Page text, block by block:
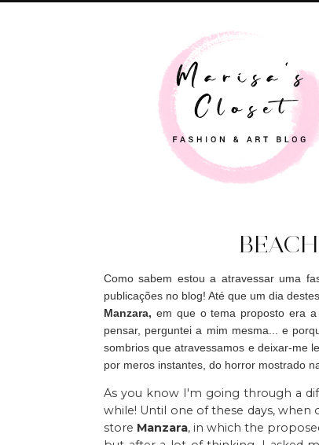
Como sabem estou a atravessar uma
publicações no blog! Até que um dia
Manzara, em que o tema proposto era
pensar, perguntei a mim mesma... e
sombrios que atravessamos e deixar-me
por meros instantes, do horror mostrado
As you know I'm going through a
while! Until one of these days,
store Manzara, in which the